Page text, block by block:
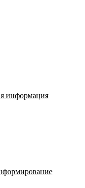
информация